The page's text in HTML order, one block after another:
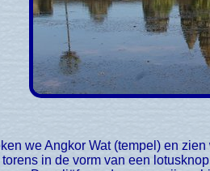
in de vorm van een